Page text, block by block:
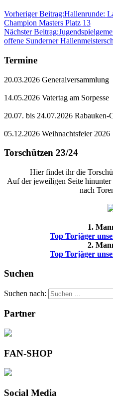
Vorheriger Beitrag:Hallenrunde:
Champion Masters Platz 13
Nächster Beitrag:
offene Sunderner
Termine
20.03.2026 Generalversammlung
14.05.2026 Vatertag am Sorpesse
20.07. bis 24.07.2026 Rabauken-
05.12.2026 Weihnachtsfeier 2026
Torschützen 23/24
Hier findet ihr die
Auf der jeweiligen Seite
nach
1.
Top Torjäger
2.
Top Torjäger
Suchen
Suchen nach:
Partner
FAN-SHOP
Social Media